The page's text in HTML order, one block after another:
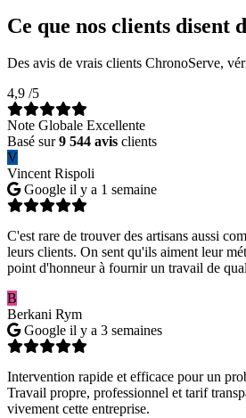
Ce que nos clients disent
Des avis de vrais clients ChronoServe,
4,9 /5
Note Globale Excellente
Basé sur9 544 avis clients
V
Vincent Rispoli
Google il y a 1 semaine
C'est rare de trouver des artisans aussi
leurs clients. On sent qu'ils aiment leur
point d'honneur à fournir un travail de
B
Berkani Rym
Google il y a 3 semaines
Intervention rapide et efficace pour un
Travail propre, professionnel et tarif
vivement cette entreprise.